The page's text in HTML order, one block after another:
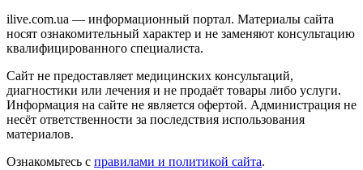
ilive.com.ua — информационный портал. Материалы сайта
носят ознакомительный характер и не заменяют консультацию
квалифицированного специалиста.
Сайт не предоставляет медицинских консультаций,
диагностики или лечения и не продаёт товары либо услуги.
Информация на сайте не является офертой. Администрация не
несёт ответственности за последствия использования
материалов.
Ознакомьтесь с правилами и политикой сайта.